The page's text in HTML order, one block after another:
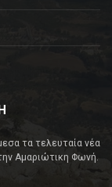
τα τελευταία νέα
Αμαριώτικη Φωνή.